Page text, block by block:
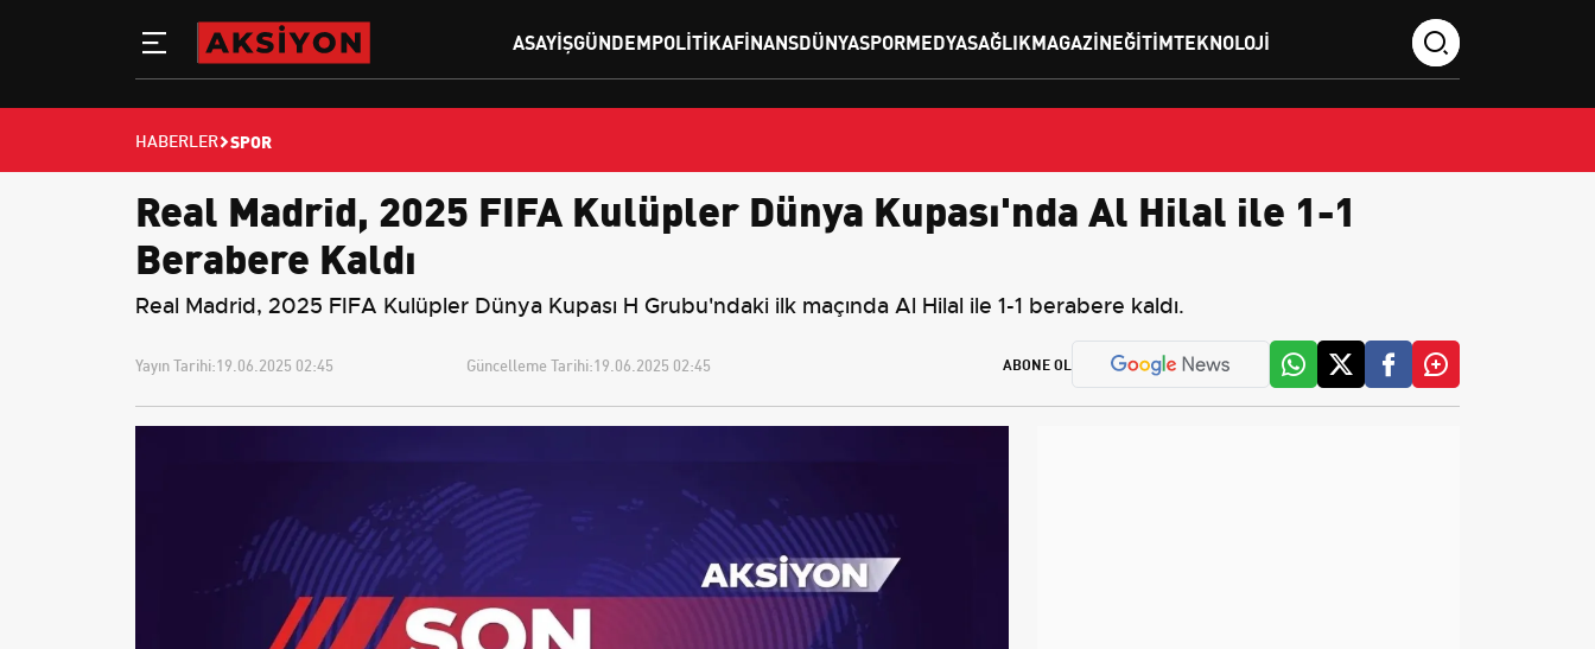
ASAYIŞGÜNDEMPOLITIKAFINANSDÜNYASPORMEDYASAĞLIKMAGAZINEĞITIMTEKNOLOJI
HABERLER SPOR
Real Madrid, 2025 FIFA Kulüpler Dünya Kupası'nda Al Hilal ile 1-1
Berabere Kaldı
Real Madrid, 2025 FIFA Kulüpler Dünya Kupası H Grubu'ndaki ilk maçında Al Hilal ile 1-1 berabere kaldı.
Yayın Tarihi:19.06.2025 02:45 Güncelleme Tarihi:19.06.2025 02:45 ABONE OL